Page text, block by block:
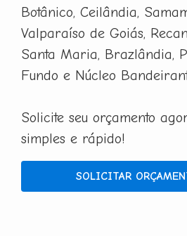
Botânico, Ceilândia,
Valparaíso de Goiás,
Santa Maria, Brazlândia,
Fundo e Núcleo
Solicite seu orçamento
simples e rápido!
SOLICITAR